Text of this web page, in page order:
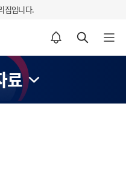
집입니다.
알림설정 바로가기 검색 바로가기 메뉴 열기
료